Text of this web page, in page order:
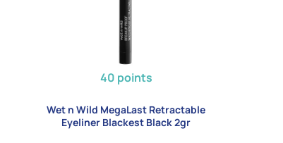
40 points
Wet n Wild MegaLast Retractable
Eyeliner Blackest Black 2gr